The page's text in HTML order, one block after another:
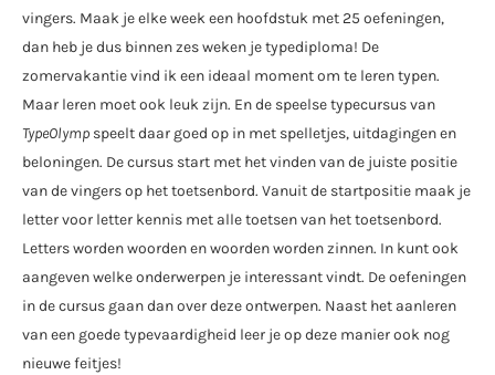
vingers. Maak je elke week een hoofdstuk met 25 oefeningen,
dan heb je dus binnen zes weken je typediploma! De
zomervakantie vind ik een ideaal moment om te leren typen.
Maar leren moet ook leuk zijn. En de speelse typecursus van
TypeOlymp speelt daar goed op in met spelletjes, uitdagingen en
beloningen. De cursus start met het vinden van de juiste positie
van de vingers op het toetsenbord. Vanuit de startpositie maak je
letter voor letter kennis met alle toetsen van het toetsenbord.
Letters worden woorden en woorden worden zinnen. In kunt ook
aangeven welke onderwerpen je interessant vindt. De oefeningen
in de cursus gaan dan over deze ontwerpen. Naast het aanleren
van een goede typevaardigheid leer je op deze manier ook nog
nieuwe feitjes!